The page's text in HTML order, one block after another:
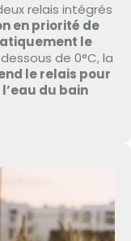
relais intégrés
en priorité de
le
dessous de 0°C, la
le relais pour
du bain